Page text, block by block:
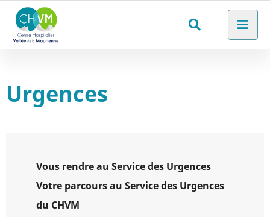
Aller à la recherche
Rechercher
Urgences
Vous rendre au Service des Urgences
Votre parcours au Service des Urgences
du CHVM